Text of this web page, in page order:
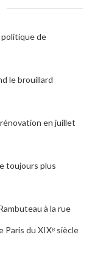
politique de
le brouillard
en juillet
toujours plus
à la rue
Paris du XIXᵉ siècle